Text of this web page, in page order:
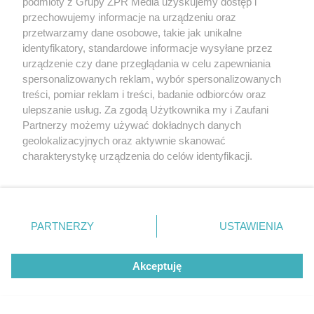
TEST OSOBOWOŚCI
przechowujemy informacje na urządzeniu oraz
przetwarzamy dane osobowe, takie jak unikalne
identyfikatory, standardowe informacje wysyłane przez
urządzenie czy dane przeglądania w celu zapewniania
spersonalizowanych reklam, wybór spersonalizowanych
treści, pomiar reklam i treści, badanie odbiorców oraz
ulepszanie usług. Za zgodą Użytkownika my i Zaufani
Partnerzy możemy używać dokładnych danych
geolokalizacyjnych oraz aktywnie skanować
charakterystykę urządzenia do celów identyfikacji.
zmienić/wycofać klikając przycisk ustawień prywatności
znajdujący się w lewym dolnym rogu strony
rodzaje przetwarzania danych nie wymagają zgody
użytkownika, ale masz prawo sprzeciwić się takiemu
przetwarzaniu. Preferencje będą miały zastosowanie tylko
PARTNERZY USTAWIENIA
Akceptuję